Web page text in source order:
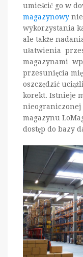
umieścić go w
magazynowy
wykorzystania
ale także
ułatwienia
magazynami
przesunięcia
oszczędzić
korekt. Istnieje
nieograniczonej
magazynu
dostęp do bazy